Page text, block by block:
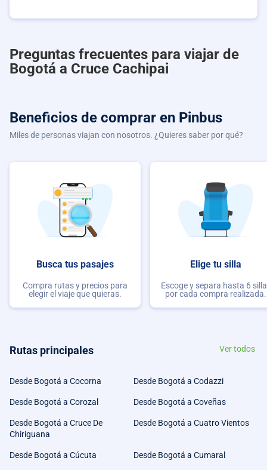
Preguntas frecuentes para viajar de
Bogotá a Cruce Cachipai
Beneficios de comprar en Pinbus
Miles de personas viajan con nosotros. ¿Quieres saber por qué?
Busca tus pasajes
Compra rutas y precios para
elegir el viaje que quieras.
Elige tu silla
Escoge y separa hasta 6
por cada compra realizada.
Rutas principales Ver todos
Desde Bogotá a Cocorna Desde Bogotá a Codazzi
Desde Bogotá a Corozal Desde Bogotá a Coveñas
Desde Bogotá a Cruce De
Chiriguana
Desde Bogotá a Cuatro Vientos
Desde Bogotá a Cúcuta Desde Bogotá a Cumaral